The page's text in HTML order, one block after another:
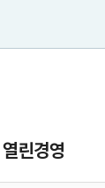
열린경영